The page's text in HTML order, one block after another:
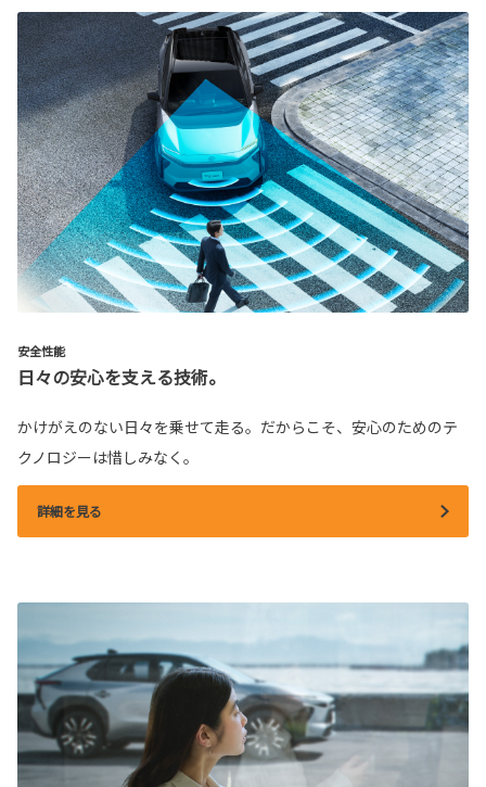
安全性能
日々の安心を支える技術。
かけがえのない日々を乗せて走る。だからこそ、安心のためのテ
クノロジーは惜しみなく。
詳細を見る